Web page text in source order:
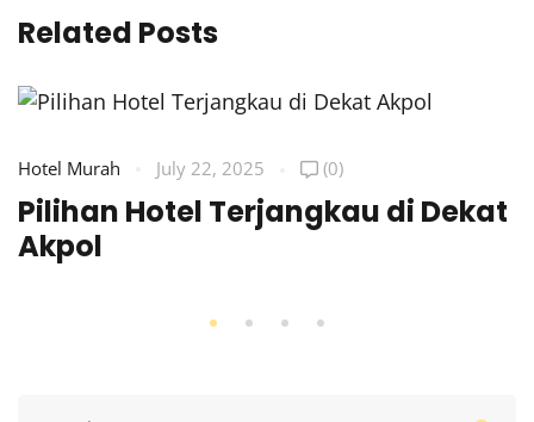
Related Posts
Hotel Murah July 22, 2025 (0)
Pilihan Hotel Terjangkau di Dekat
Akpol